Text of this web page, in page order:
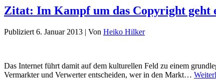
Zitat: Im Kampf um das Copyright geht
Publiziert 6. Januar 2013 | Von Heiko Hilker
Das Internet führt damit auf dem kulturellen Feld zu einem
Vermarkter und Verwerter entscheiden, wer in den Markt…